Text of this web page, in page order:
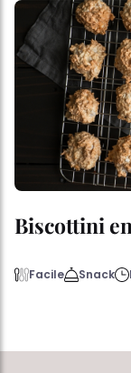
Biscottini
Facile Snack